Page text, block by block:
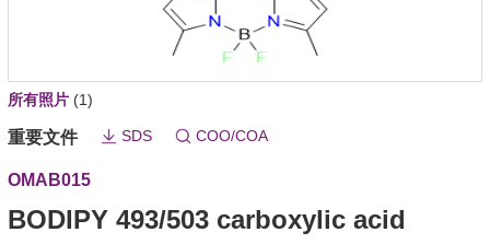
所有照片 (1)
重要文件 SDS COO/COA
OMAB015
BODIPY 493/503 carboxylic acid